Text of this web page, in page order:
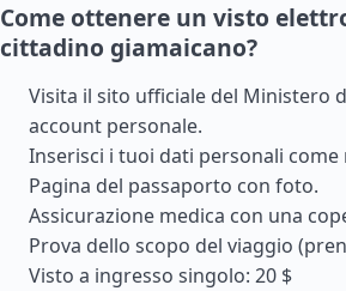
Come ottenere un visto
cittadino giamaicano?
Visita il sito ufficiale del Ministero
account personale.
Inserisci i tuoi dati personali
Pagina del passaporto con foto.
Assicurazione medica con una
Prova dello scopo del viaggio
Visto a ingresso singolo: 20 $